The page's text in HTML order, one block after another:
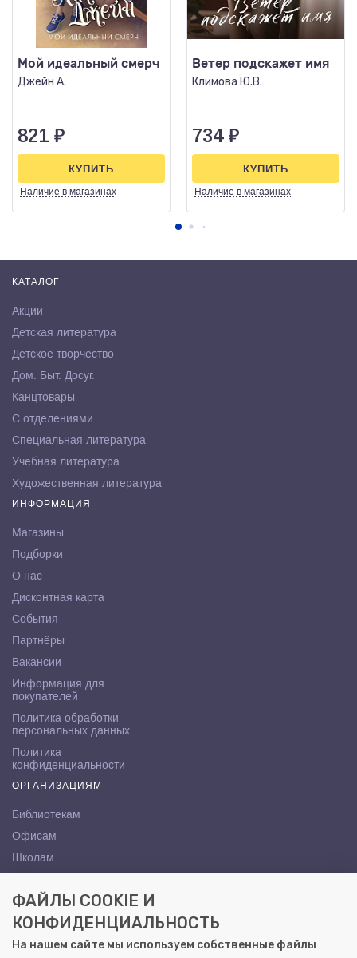
Мой идеальный смерч
Джейн А.
821 ₽
Наличие в магазинах
КУПИТЬ
Ветер подскажет имя
Климова Ю.В.
734 ₽
Наличие в магазинах
КУПИТЬ
КАТАЛОГ
Акции
Детская литература
Детское творчество
Дом. Быт. Досуг.
Канцтовары
С отделениями
Специальная литература
Учебная литература
Художественная литература
ИНФОРМАЦИЯ
Магазины
Подборки
О нас
Дисконтная карта
События
Партнёры
Вакансии
Информация для
покупателей
Политика обработки
персональных данных
Политика
конфиденциальности
ОРГАНИЗАЦИЯМ
Библиотекам
Офисам
Школам
КОНТАКТЫ
Саратов, ул. Осипова, 10А
+7 (8452) 72-65-65
ФАЙЛЫ COOKIE И
КОНФИДЕНЦИАЛЬНОСТЬ
На нашем сайте мы используем собственные файлы